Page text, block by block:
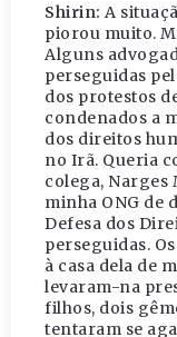
Shirin: A
piorou muito.
Alguns
perseguidas
dos protestos
condenados a
dos direitos
no Irã. Queria
colega,
minha ONG de
Defesa dos
perseguidas.
à casa dela de
levaram-na
filhos, dois
tentaram se